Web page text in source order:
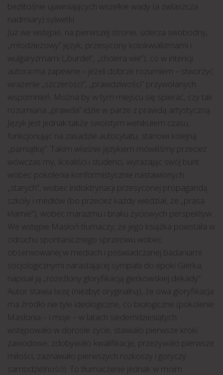
bezlitośnie ujawniających wszelkie wady (a zwłaszcza
nadmiary) sylwetki.
Już we wstępie, na pierwszej stronie, uderza swobodny,
„młodzieżowy” język, przesycony kolokwializmami i
wulgaryzmami („burdel”, „cholera wie”), co w intencji
autora ma zapewne – jeżeli dobrze rozumiem – stworzyć
wrażenie „szczerości”, „prawdziwości” przywołanych
wspomnień. Można by w tym miejscu się spierać, czy tak
rozumiana „prawda” idzie w parze z prawdą artystyczną.
Język jest jednak także swoistym wehikułem czasu,
funkcjonując na zasadzie autocytatu, stanowi kolejną
„pamiątkę”. Takim właśnie językiem mówiliśmy przecież
wówczas my, licealiści i studenci, wyrażając swój bunt
wobec pokolenia konformistycznie nastawionych
„starych”, wobec indoktrynacji przesyconej propagandą
szkoły i mediów (bo przecież każdy wiedział, że „prasa
kłamie”), wobec marazmu i braku życiowych perspektyw.
We wstępie Masłoń tłumaczy, że jego książka powstała w
odruchu spontanicznego sprzeciwu wobec
obserwowanej w mediach i poświadczanej badaniami
socjologicznymi narastającej sympatii do epoki Gierka;
napisał ją „rozeźlony gloryfikacją gierkowskiej dekady”.
Autor stawia tezę (niezbyt oryginalną), że owa gloryfikacja
ma źródło nie tyle ideologiczne, co biologiczne (pokolenie
Masłonia – i moje – w latach siedemdziesiątych
wstępowało w dorosłe życie, stawiało pierwsze kroki
zawodowe, zdobywało kwalifikacje, przeżywało pierwsze
miłości, zaznawało pierwszych rozkoszy i goryczy
samodzielności). To tłumaczenie jednak w moim